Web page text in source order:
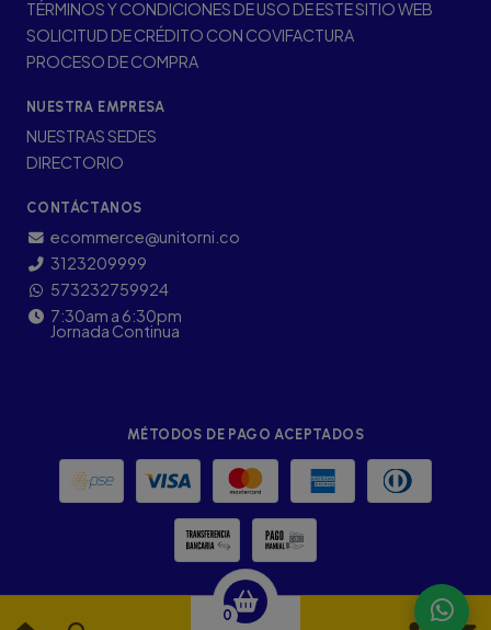
0
TÉRMINOS Y CONDICIONES DE USO DE ESTE SITIO WEB
SOLICITUD DE CRÉDITO CON COVIFACTURA
PROCESO DE COMPRA
NUESTRA EMPRESA
NUESTRAS SEDES
DIRECTORIO
CONTÁCTANOS
ecommerce@unitorni.co
3123209999
573232759924
7:30am a 6:30pm
Jornada Continua
MÉTODOS DE PAGO ACEPTADOS